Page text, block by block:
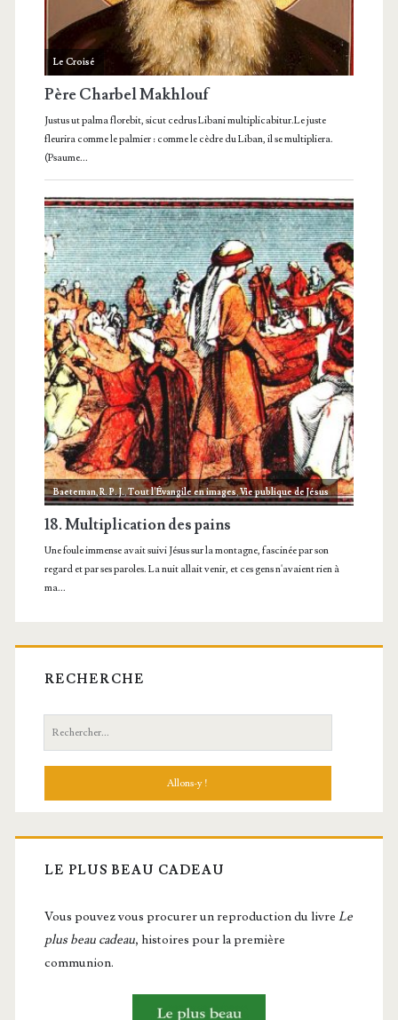
RECHERCHE
Recherche:
LE PLUS BEAU CADEAU
Vous pou­vez vous pro­cu­rer un repro­duc­tion du livre Le
plus beau cadeau, histoires pour la première
communion.